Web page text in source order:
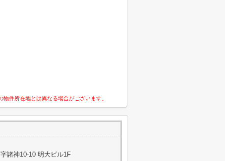
件所在地とは異なる場合がございます。
諸神10-10 明大ビル1F